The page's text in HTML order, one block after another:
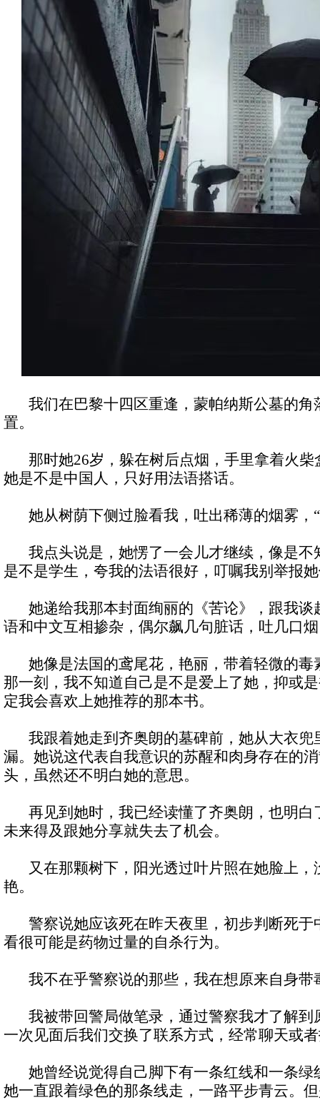
我们在巴黎十四区重逢，蒙帕纳斯公墓的角
置。
那时她26岁，躲在树后点烟，手里拿着火柴
她是不是中国人，只好用法语搭话。
她从树荫下侧过脸看我，吐出稀薄的烟雾，
我点头说是，她愣了一会儿才继续，像是不
是不是学生，夸我的法语很好，叮嘱我别举报
她递给我那本封面绚丽的《苦论》，跟我谈
语和中文互相掺杂，偶尔飙几句脏话，吐几口
她像是法国的鸢尾花，艳丽，带着轻微的毒
那一刻，我不知道自己是不是爱上了她，抑或
定我会喜欢上她推荐的那本书。
我跟着她走到齐奥朗的墓碑前，她从大衣兜
漏。她说这代表自我意识的苏醒和肉身存在的
头，虽然还不明白她的意思。
再见到她时，我已经读懂了齐奥朗，也明白
未来得及跟她分享就失去了机会。
又在那颗树下，阳光透过叶片照在她脸上，
艳。
警察说她应该死在昨天夜里，初步判断死于
看很可能是药物过量的自杀行为。
我不在乎警察说的那些，我在想原来自身带
我被带回警局做笔录，通过警察我才了解到
一次见面后我们交换了联系方式，经常聊天或
她曾经说觉得自己脚下有一条红线和一条绿
她一直跟着绿色的那条线走，一路平步青云。